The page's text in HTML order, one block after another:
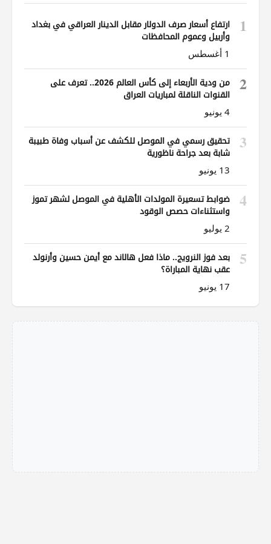
1
ارتفاع أسعار صرف الدولار مقابل الدينار العراقي في بغداد
وأربيل وعموم المحافظات
1 أغسطس
2
من ودية الأربعاء إلى كأس العالم 2026.. تعرف على
القنوات الناقلة لمباريات العراق
4 يونيو
3
تحقيق رسمي في الموصل للكشف عن أسباب وفاة طبيبة
شابة بعد جراحة ناظورية
13 يونيو
4
ضوابط تسعيرة المولدات الأهلية في الموصل لشهر تموز
واستثناءات حصص الوقود
2 يوليو
5
بعد فوز النرويج.. ماذا فعل هالاند مع أيمن حسين وأرنولد
عقب نهاية المباراة؟
17 يونيو